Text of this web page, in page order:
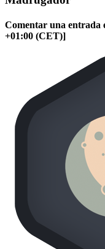
Comentar una entrada
+01:00 (CET)]